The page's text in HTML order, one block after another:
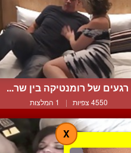
רגעים של רומנטיקה בין שר...
4550 צפיות | 1 המלצות
X